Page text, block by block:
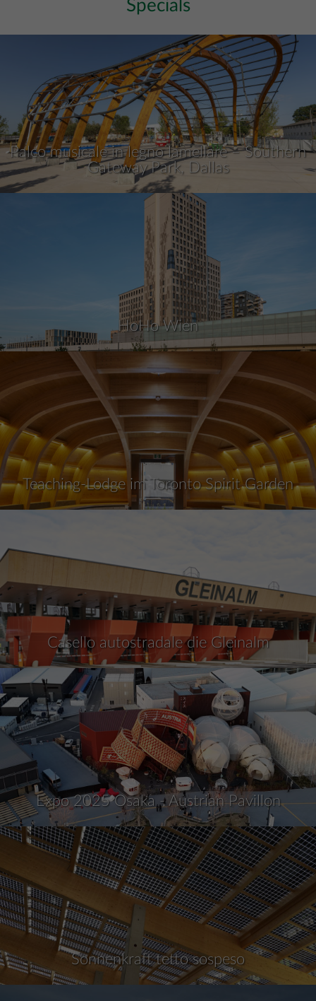
Specials
Palco musicale in legno lamellare – Southern
Gateway Park, Dallas
HoHo Wien
Teaching-Lodge im Toronto Spirit Garden
Casello autostradale die Gleinalm
Expo 2025 Osaka - Austrian Pavillon
Sonnenkraft tetto sospeso